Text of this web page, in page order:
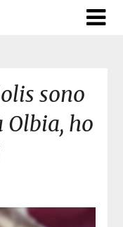
sono
Olbia, ho